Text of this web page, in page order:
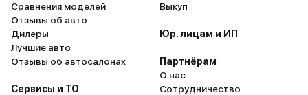
Сравнения моделей
Отзывы об авто
Дилеры
Лучшие авто
Отзывы об автосалонах
Сервисы и ТО
Выкуп
Юр. лицам и ИП
Партнёрам
О нас
Сотрудничество